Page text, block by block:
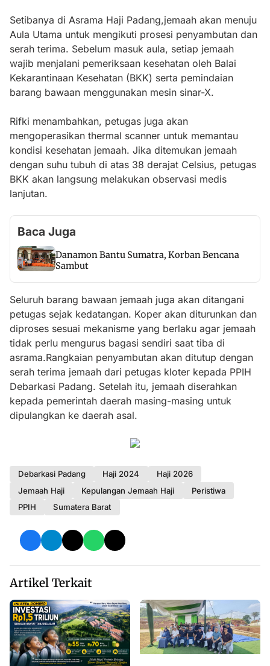
Setibanya di Asrama Haji Padang,jemaah akan menuju
Aula Utama untuk mengikuti prosesi penyambutan dan
serah terima. Sebelum masuk aula, setiap jemaah
wajib menjalani pemeriksaan kesehatan oleh Balai
Kekarantinaan Kesehatan (BKK) serta pemindaian
barang bawaan menggunakan mesin sinar-X.
Rifki menambahkan, petugas juga akan
mengoperasikan thermal scanner untuk memantau
kondisi kesehatan jemaah. Jika ditemukan jemaah
dengan suhu tubuh di atas 38 derajat Celsius, petugas
BKK akan langsung melakukan observasi medis
lanjutan.
Baca Juga
Danamon Bantu Sumatra, Korban Bencana
Sambut
Seluruh barang bawaan jemaah juga akan ditangani
petugas sejak kedatangan. Koper akan diturunkan dan
diproses sesuai mekanisme yang berlaku agar jemaah
tidak perlu mengurus bagasi sendiri saat tiba di
asrama.Rangkaian penyambutan akan ditutup dengan
serah terima jemaah dari petugas kloter kepada PPIH
Debarkasi Padang. Setelah itu, jemaah diserahkan
kepada pemerintah daerah masing-masing untuk
dipulangkan ke daerah asal.
Debarkasi Padang Haji 2024
Haji 2026
Jemaah Haji
Kepulangan Jemaah Haji
Peristiwa
PPIH
Sumatera Barat
Artikel Terkait